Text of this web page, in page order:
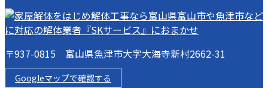
〒937-0815 富山県魚津市大字大海寺新村2662-31
Googleマップで確認する